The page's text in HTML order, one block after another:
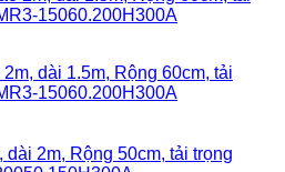
dài 1.5m, Rộng 60cm, tải
15060.200H300A